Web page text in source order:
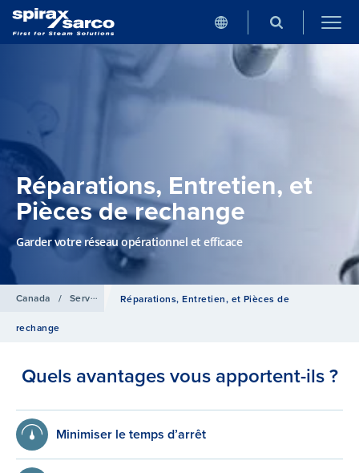
Réparations, Entretien, et
Pièces de rechange
Garder votre réseau opérationnel et efficace
Canada / Services
Réparations, Entretien, et Pièces de
rechange
Quels avantages vous apportent-ils ?
Minimiser le temps d’arrêt